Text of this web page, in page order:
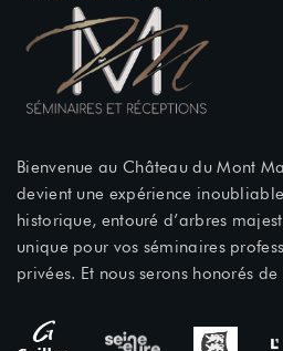
Bienvenue au Château du Mont
devient une expérience
historique, entouré d’arbres
unique pour vos séminaires
privées. Et nous serons honorés de